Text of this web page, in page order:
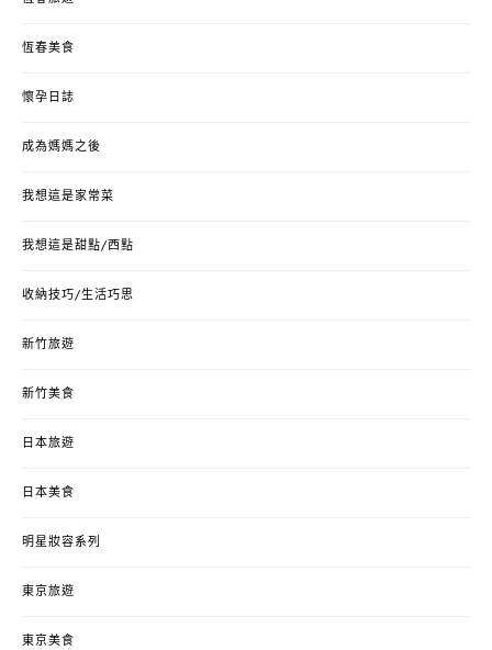
恆春美食
懷孕日誌
成為媽媽之後
我想這是家常菜
我想這是甜點/西點
收納技巧/生活巧思
新竹旅遊
新竹美食
日本旅遊
日本美食
明星妝容系列
東京旅遊
東京美食